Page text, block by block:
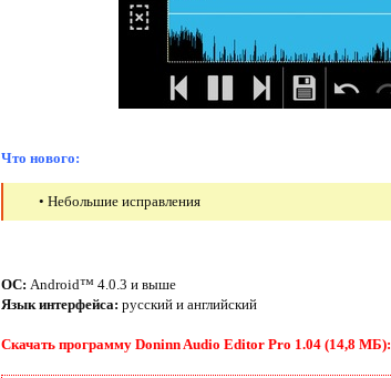
Что нового:
• Небольшие исправления
ОС: Android™ 4.0.3 и выше
Язык интерфейса: русский и английский
Скачать программу Doninn Audio Editor Pro 1.04 (14,8 МБ):